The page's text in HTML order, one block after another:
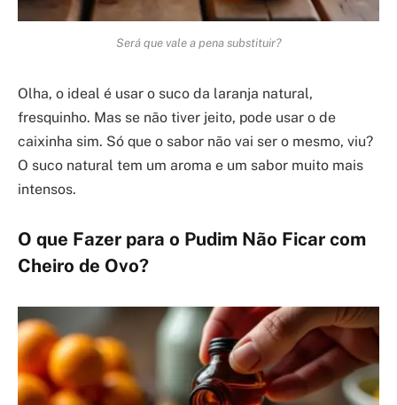
Será que vale a pena substituir?
Olha, o ideal é usar o suco da laranja natural,
fresquinho. Mas se não tiver jeito, pode usar o de
caixinha sim. Só que o sabor não vai ser o mesmo, viu?
O suco natural tem um aroma e um sabor muito mais
intensos.
O que Fazer para o Pudim Não Ficar com
Cheiro de Ovo?